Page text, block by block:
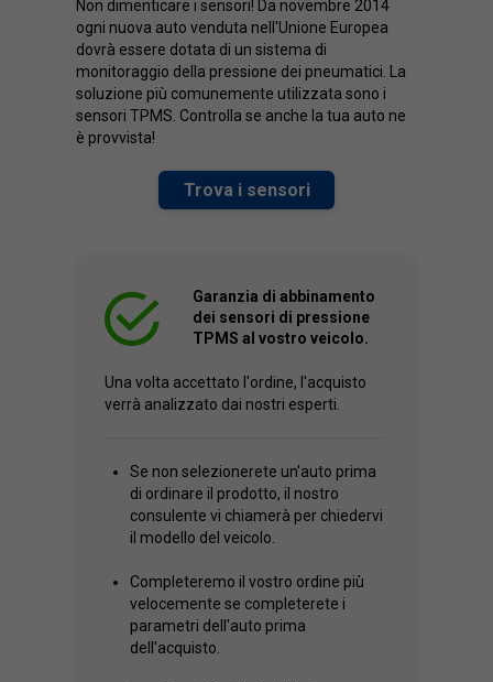
Non dimenticare i sensori! Da novembre 2014
ogni nuova auto venduta nell'Unione Europea
dovrà essere dotata di un sistema di
monitoraggio della pressione dei pneumatici. La
soluzione più comunemente utilizzata sono i
sensori TPMS. Controlla se anche la tua auto ne
è provvista!
Trova i sensori
Garanzia di abbinamento
dei sensori di pressione
TPMS al vostro veicolo.
Una volta accettato l'ordine, l'acquisto
verrà analizzato dai nostri esperti.
Se non selezionerete un'auto prima
di ordinare il prodotto, il nostro
consulente vi chiamerà per chiedervi
il modello del veicolo.
Completeremo il vostro ordine più
velocemente se completerete i
parametri dell'auto prima
dell'acquisto.